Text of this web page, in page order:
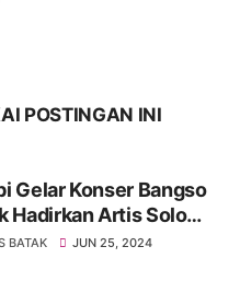
POSTINGAN INI
Gelar Konser Bangso
Hadirkan Artis Solo
Dan Group Top,
BATAK JUN 25, 2024